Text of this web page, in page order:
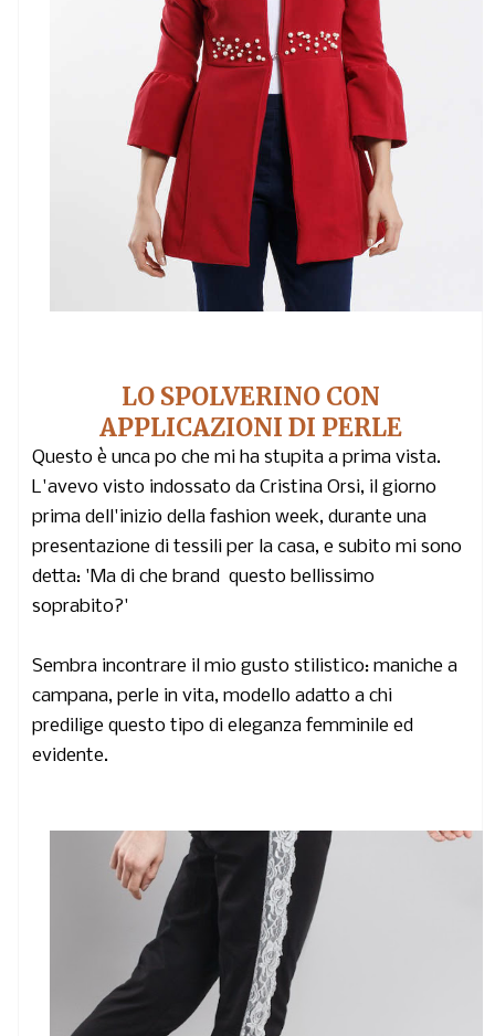
LO SPOLVERINO CON
APPLICAZIONI DI PERLE
Questo è unca po che mi ha stupita a prima vista.
L'avevo visto indossato da Cristina Orsi, il giorno
prima dell'inizio della fashion week, durante una
presentazione di tessili per la casa, e subito mi sono
detta: 'Ma di che brand questo bellissimo
soprabito?'
Sembra incontrare il mio gusto stilistico: maniche a
campana, perle in vita, modello adatto a chi
predilige questo tipo di eleganza femminile ed
evidente.